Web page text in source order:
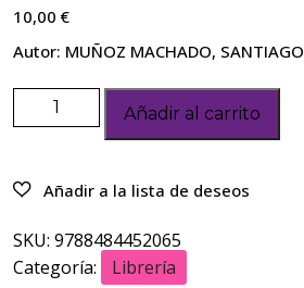
10,00 €
Autor: MUÑOZ MACHADO, SANTIAGO
Añadir al carrito
SKU: 9788484452065
Categoría:
Librería